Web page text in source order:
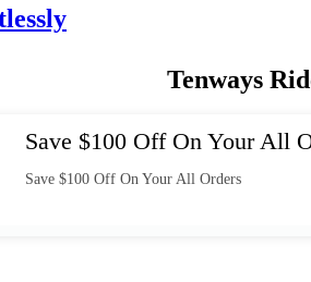
Tenways
Save $100 Off On Your All
Save $100 Off On Your All Orders